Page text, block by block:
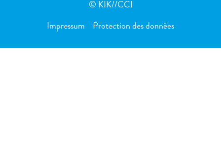
© KIK//CCI
Impressum Protection des données